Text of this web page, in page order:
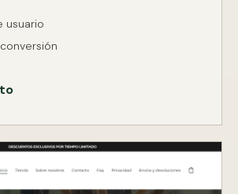
usuario